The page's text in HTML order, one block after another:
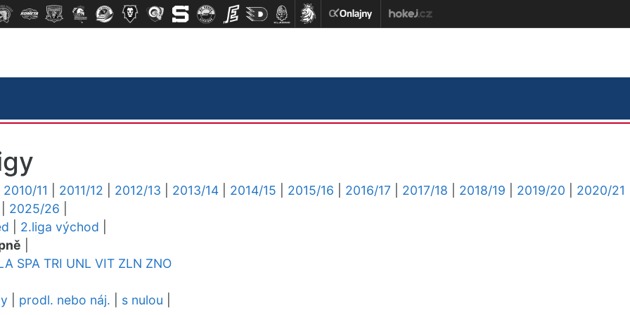
2010/11 2011/12 2012/13 2013/14 2014/15 2015/16 2016/17 2017/18 2018/19 2019/20
2020/21
2025/26
2.liga východ
SPA TRI UNL VIT ZLN ZNO
prodl. nebo náj. s nulou